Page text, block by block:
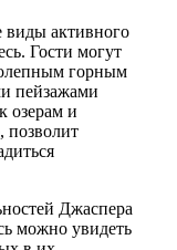
активного
Гости могут
горным
пейзажами
озерам и
позволит
Джаспера
можно увидеть